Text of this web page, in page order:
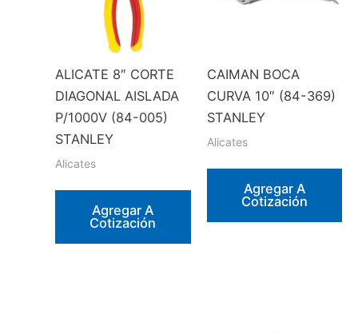
ALICATE 8″ CORTE
DIAGONAL AISLADA
P/1000V (84-005)
STANLEY
Alicates
Agregar A
Cotización
CAIMAN BOCA
CURVA 10″ (84-369)
STANLEY
Alicates
Agregar A
Cotización